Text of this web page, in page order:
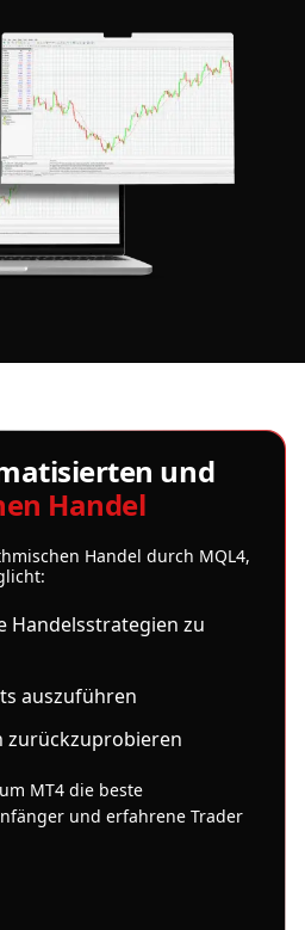
und
Handel
Handel durch MQL4,
Handelsstrategien zu
auszuführen
zurückzuprobieren
MT4 die beste
und erfahrene Trader